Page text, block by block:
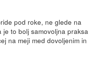
pod roke, ne glede na
to bolj samovoljna praksa
na meji med dovoljenim in